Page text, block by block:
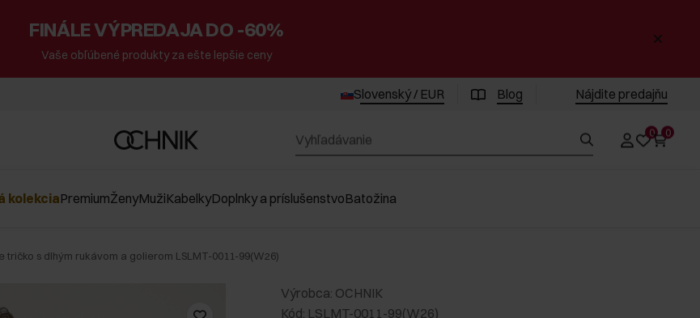
FINÁLE VÝPREDAJA DO -60%
Vaše obľúbené produkty za ešte lepšie ceny
Slovenský / EUR Blog Nájdite predajňu
0 0
kolekciaPremiumŽenyMužiKabelkyDoplnky a príslušenstvoBatožina
tričko s dlhým rukávom a golierom LSLMT-0011-99(W26)
Výrobca: OCHNIK
Kód: LSLMT-0011-99(W26)